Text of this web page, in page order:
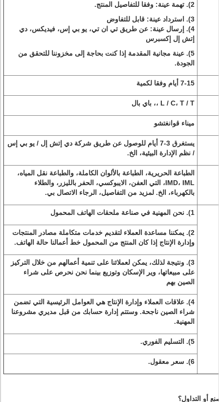
2). تهمة عينة: وفقا للتفاصيل المنتج.
3). استرداد عينة: قابل للتفاوض
4). إرسال عينة: عن طريق تي ان تي، يو بي إس، فيديكس، دي
إتش إل إكسبرس
5). عينة مجانية المقدمة إذا كنت بحاجة إلى مخزوننا للتحقق من
الجودة.
7-15 أيام وفقا لكمية
L / C، T / T ،، باي بال
ميناء قوانغتشو
يستغرق 3-7 أيام للوصول عن طريق شركة دي إتش إل / يو بي إس
/ نظم الإدارة البيئية، الخ.
الطباعة الحريرية، الطباعة بالألوان الكاملة، والطباعة نقل المياه،
IMD، IML، التي العفن، الايبوكسي، الحفر بالليزر، والطلاء
بالكهرباء، الخ. لمزيد من التفاصيل، الرجاء الاتصال بي.
1). نحن المهنية في صناعة ملحقات الهاتف المحمول
2). يمكننا مساعدة العملاء لتقديم خدمات متكاملة مصادر المنتجات
وإدارة الإنتاج إذا كان المنتج من المحمول خط أعمالنا حالة الهاتف.
3). ونتيجة لذلك، يمكن لعملائنا على تنمية أعمالهم من خلال التركيز
على مبيعاتها، وير الإسكان وتوزيع بينما نحن نحرص على شراء
الصين بهم
4). علاقات العملاء وإدارة الإنتاج هي العوامل الرئيسية التي تضمن
شراء الصين ناجحة. وستتم إدارة حسابك من قبل مديري مشروعنا
المهنية.
5). التسليم الفوري.
6). سعر معقول.